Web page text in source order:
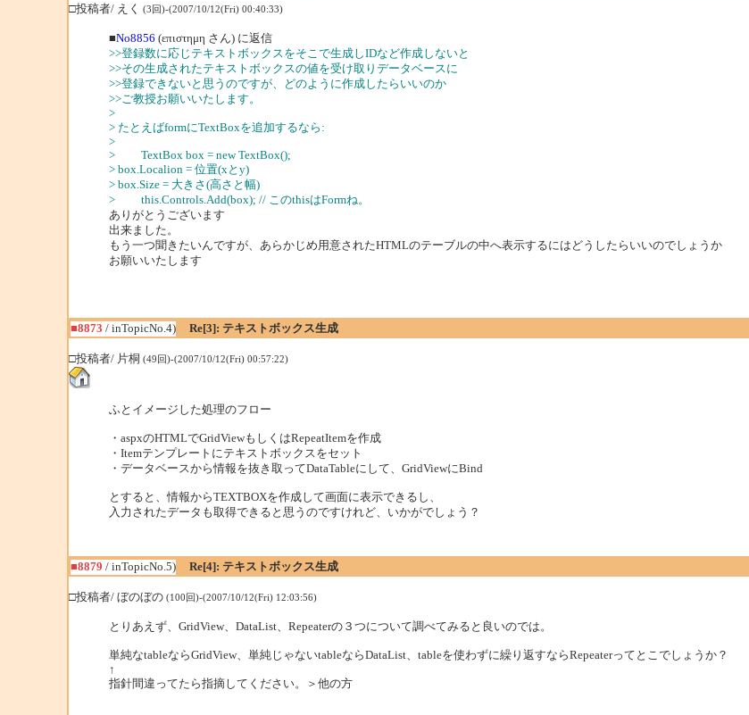
□投稿者/ えく
(3回)-(2007/10/12(Fri) 00:40:33)
■No8856 (επιστημη さん) に返信
>>登録数に応じテキストボックスをそこで生成しIDなど作成しないと
>>その生成されたテキストボックスの値を受け取りデータベースに
>>登録できないと思うのですが、どのように作成したらいいのか
>>ご教授お願いいたします。
>
> たとえばformにTextBoxを追加するなら:
>
> TextBox box = new TextBox();
> box.Localion = 位置(xとy)
> box.Size = 大きさ(高さと幅)
> this.Controls.Add(box); // このthisはFormね。
ありがとうございます
出来ました。
もう一つ聞きたいんですが、あらかじめ用意されたHTMLのテーブルの中へ表示するにはどうしたらいいのでしょうか
お願いいたします
■8873 / inTopicNo.4)
Re[3]: テキストボックス生成
□投稿者/ 片桐 (49回)-(2007/10/12(Fri) 00:57:22)
ふとイメージした処理のフロー
・aspxのHTMLでGridViewもしくはRepeatItemを作成
・Itemテンプレートにテキストボックスをセット
・データベースから情報を抜き取ってDataTableにして、GridViewにBind
とすると、情報からTEXTBOXを作成して画面に表示できるし、
入力されたデータも取得できると思うのですけれど、いかがでしょう？
■8879 / inTopicNo.5)
Re[4]: テキストボックス生成
□投稿者/ ぼのぼの (100回)-(2007/10/12(Fri) 12:03:56)
とりあえず、GridView、DataList、Repeaterの３つについて調べてみると良いのでは。
単純なtableならGridView、単純じゃないtableならDataList、tableを使わずに繰り返すならRepeaterってとこでしょうか？
↑
指針間違ってたら指摘してください。＞他の方